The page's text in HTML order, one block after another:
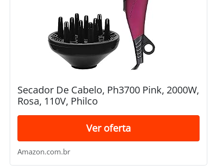
Secador De Cabelo, Ph3700 Pink, 2000W,
Rosa, 110V, Philco
Ver oferta
Amazon.com.br